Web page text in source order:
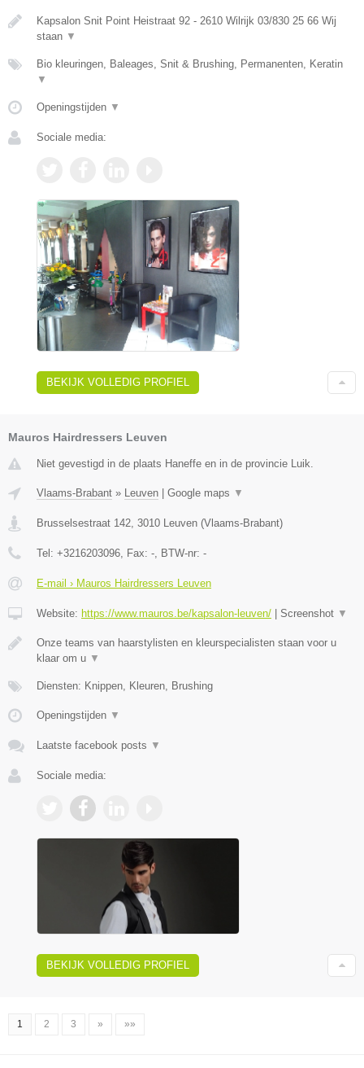
Kapsalon Snit Point Heistraat 92 - 2610 Wilrijk 03/830 25 66 Wij
staan ▼
Bio kleuringen, Baleages, Snit & Brushing, Permanenten, Keratin
▼
Openingstijden ▼
Sociale media:
BEKIJK VOLLEDIG PROFIEL
Mauros Hairdressers Leuven
Niet gevestigd in de plaats Haneffe en in de provincie Luik.
Vlaams-Brabant » Leuven Google maps ▼
Brusselsestraat 142, 3010 Leuven (Vlaams-Brabant)
Tel: +3216203096, Fax: -, BTW-nr: -
E-mail › Mauros Hairdressers Leuven
Website: https://www.mauros.be/kapsalon-leuven/ Screenshot ▼
Onze teams van haarstylisten en kleurspecialisten staan voor u
klaar om u ▼
Diensten: Knippen, Kleuren, Brushing
Openingstijden ▼
Laatste facebook posts ▼
Sociale media:
BEKIJK VOLLEDIG PROFIEL
1 2 3 » »»